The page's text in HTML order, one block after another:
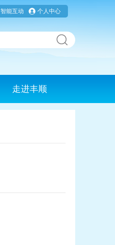
智能互动 个人中心
走进丰顺